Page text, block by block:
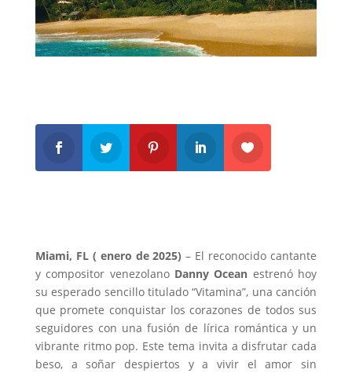
Miami, FL ( enero de 2025) – El reconocido cantante
y compositor venezolano Danny Ocean estrenó hoy
su esperado sencillo titulado “Vitamina”, una canción
que promete conquistar los corazones de todos sus
seguidores con una fusión de lírica romántica y un
vibrante ritmo pop. Este tema invita a disfrutar cada
beso, a soñar despiertos y a vivir el amor sin